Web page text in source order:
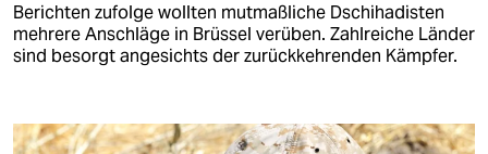
Berichten zufolge wollten mutmaßliche Dschihadisten
mehrere Anschläge in Brüssel verüben. Zahlreiche Länder
sind besorgt angesichts der zurückkehrenden Kämpfer.